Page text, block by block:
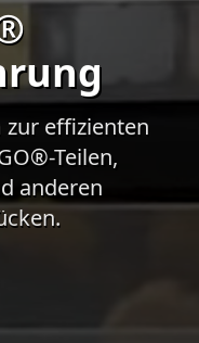
zur effizienten
Teilen,
anderen